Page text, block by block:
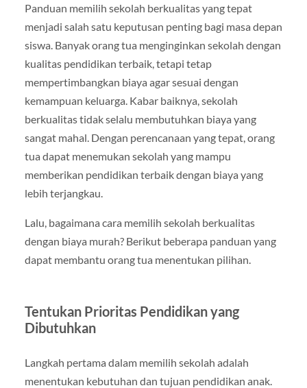
Panduan memilih sekolah berkualitas yang tepat
menjadi salah satu keputusan penting bagi masa depan
siswa. Banyak orang tua menginginkan sekolah dengan
kualitas pendidikan terbaik, tetapi tetap
mempertimbangkan biaya agar sesuai dengan
kemampuan keluarga. Kabar baiknya, sekolah
berkualitas tidak selalu membutuhkan biaya yang
sangat mahal. Dengan perencanaan yang tepat, orang
tua dapat menemukan sekolah yang mampu
memberikan pendidikan terbaik dengan biaya yang
lebih terjangkau.
Lalu, bagaimana cara memilih sekolah berkualitas
dengan biaya murah? Berikut beberapa panduan yang
dapat membantu orang tua menentukan pilihan.
Tentukan Prioritas Pendidikan yang
Dibutuhkan
Langkah pertama dalam memilih sekolah adalah
menentukan kebutuhan dan tujuan pendidikan anak.